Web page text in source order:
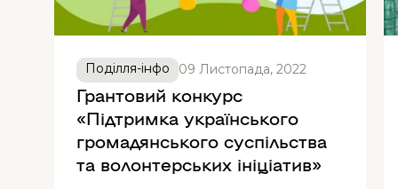
Поділля-інфо 09 Листопада, 2022
Грантовий конкурс
«Підтримка українського
громадянського суспільства
та волонтерських ініціатив»